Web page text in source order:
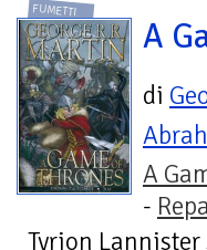
FUMETTI
A
di
A
-
Tyrion